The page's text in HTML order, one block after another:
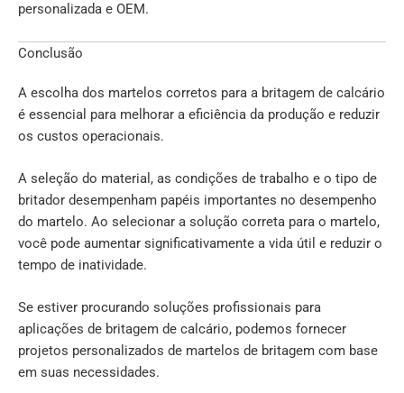
personalizada e OEM.
Conclusão
A escolha dos martelos corretos para a britagem de calcário
é essencial para melhorar a eficiência da produção e reduzir
os custos operacionais.
A seleção do material, as condições de trabalho e o tipo de
britador desempenham papéis importantes no desempenho
do martelo. Ao selecionar a solução correta para o martelo,
você pode aumentar significativamente a vida útil e reduzir o
tempo de inatividade.
Se estiver procurando soluções profissionais para
aplicações de britagem de calcário, podemos fornecer
projetos personalizados de martelos de britagem com base
em suas necessidades.